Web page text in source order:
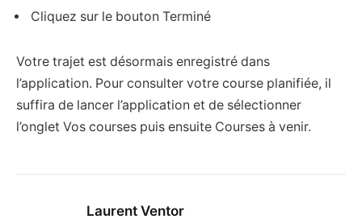
Cliquez sur le bouton Terminé
Votre trajet est désormais enregistré dans
l’application. Pour consulter votre course planifiée, il
suffira de lancer l’application et de sélectionner
l’onglet Vos courses puis ensuite Courses à venir.
Laurent Ventor